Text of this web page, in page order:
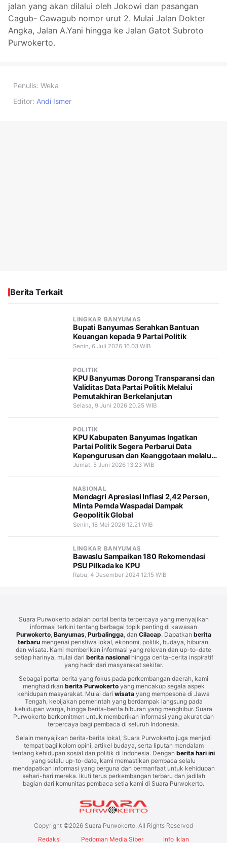
jalan yang akan dilalui oleh Jokowi dan pasangan
Cagub- Cawagub nomor urut 2. Mulai Jalan Dokter
Angka, Jalan A.Yani hingga ke Jalan Gatot Subroto
Purwokerto.
Penulis: Weka
Editor: Andi Ismer
Berita Terkait
LINGKAR BANYUMAS
Bupati Banyumas Serahkan Bantuan
Keuangan kepada 9 Partai Politik
Senin, 6 Juli 2026 16.03 WIB
POLITIK
KPU Banyumas Dorong Transparansi dan
Validitas Data Partai Politik Melalui
Pemutakhiran Berkelanjutan
Selasa, 9 Juni 2026 20.25 WIB
POLITIK
KPU Kabupaten Banyumas Ingatkan
Partai Politik Segera Perbarui Data
Kepengurusan dan Keanggotaan melalui
SIPOL
Jumat, 5 Juni 2026 13.23 WIB
NASIONAL
Mendagri Apresiasi Inflasi 2,42 Persen,
Minta Pemda Waspadai Dampak
Geopolitik Global
Senin, 18 Mei 2026 12.21 WIB
LINGKAR BANYUMAS
Bawaslu Sampaikan 180 Rekomendasi
PSU Pilkada ke KPU
Rabu, 4 Desember 2024 12.15 WIB
Suara Purwokerto adalah portal berita terpercaya yang menyajikan
informasi terkini tentang berbagai topik penting di kawasan
Purwokerto, Banyumas, Purbalingga, dan Cilacap. Dapatkan berita
terbarumengenai peristiwa lokal, ekonomi, politik, budaya, hiburan,
dan wisata. Kami memberikan informasi yang relevan dan up-to-date
setiap harinya, mulai dari berita nasionalhingga cerita-cerita inspiratif
yang hadir dari masyarakat sekitar.
Sebagai portal berita yang fokus pada perkembangan daerah, kami
menghadirkan berita Purwokertoyang mencakup segala aspek
kehidupan masyarakat. Mulai dari wisata yang mempesona di Jawa
Tengah, kebijakan pemerintah yang berdampak langsung pada
kehidupan warga, hingga berita-berita hiburan yang menghibur. Suara
Purwokerto berkomitmen untuk memberikan informasi yang akurat dan
terpercaya bagi pembaca di seluruh Indonesia.
Selain menyajikan berita-berita lokal, Suara Purwokerto juga menjadi
tempat bagi kolom opini, artikel budaya, serta liputan mendalam
tentang kehidupan sosial dan politik di Indonesia. Dengan berita hari ini
yang selalu up-to-date, kami memastikan pembaca selalu
mendapatkan informasi yang berguna dan bermanfaat untuk kehidupan
sehari-hari mereka. Ikuti terus perkembangan terbaru dan jadilah
bagian dari komunitas pembaca setia kami di Suara Purwokerto.
Copyright ©2026 Suara Purwokerto. All Rights Reserved
Redaksi
Pedoman Media Siber Info Iklan